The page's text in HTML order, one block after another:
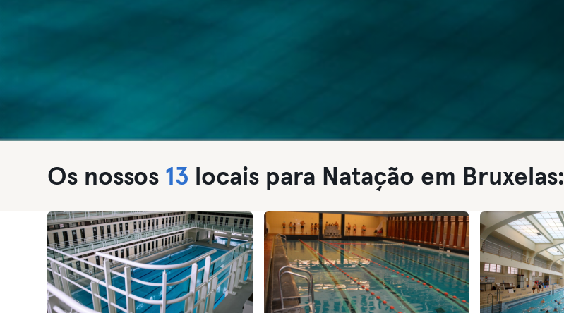
Os nossos 13 locais para Natação em Bruxelas: